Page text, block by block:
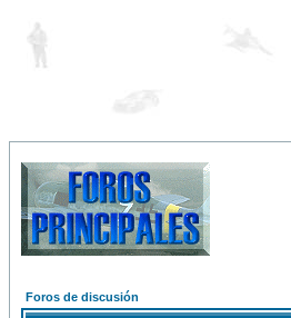
Foros de discusión